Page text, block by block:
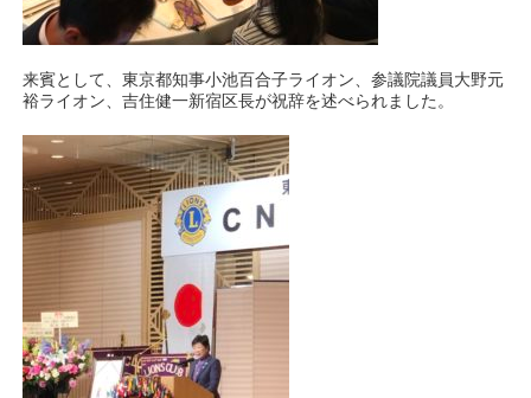
来賓として、東京都知事小池百合子ライオン、参議院議員大野元
裕ライオン、吉住健一新宿区長が祝辞を述べられました。